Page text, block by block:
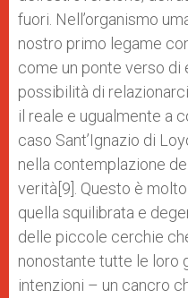
fuori. Nell’organismo
nostro primo legame
come un ponte verso di
possibilità di
il reale e ugualmente a
caso Sant’Ignazio di
nella contemplazione
verità[9]. Questo è
quella squilibrata e
delle piccole cerchie
nonostante tutte le loro
intenzioni – un cancro